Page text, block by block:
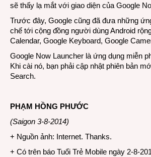
sẽ thấy lạ mắt với giao diện của Google
Trước đây, Google cũng đã đưa những
chế tới cộng đồng người dùng Android
Calendar, Google Keyboard, Google
Google Now Launcher là ứng dụng miễn
Khi cài nó, bạn phải cập nhật phiên bản
Search.
PHẠM HỒNG PHƯỚC
(Saigon 3-8-2014)
+ Nguồn ảnh: Internet. Thanks.
+ Có trên báo Tuổi Trẻ Mobile ngày 2-8-